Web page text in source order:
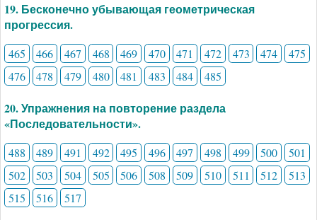
19. Бесконечно убывающая геометрическая
прогрессия.
465 466 467 468 469 470 471 472 473 474
475
476
478 479 480 481 483 484 485
20. Упражнения на повторение раздела
«Последовательности».
488 489 491 492 495 496 497 498 499 500
501
502
503 504 505 506 508 509 510 511 512
513
515
516 517